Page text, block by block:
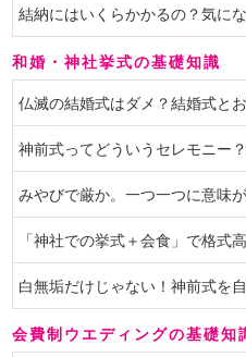
結納にはいくらかかるの？気に
和婚・神社挙式の基礎知識
仏滅の結婚式はダメ？結婚式と
神前式ってどういうセレモニー
みやびで厳か。一つ一つに意味
「神社での挙式＋会食」で格式
白無垢だけじゃない！神前式を
会費制ウエディングの基礎知